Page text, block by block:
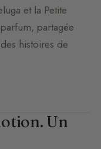
et la Petite
partagée
histoires de
Un